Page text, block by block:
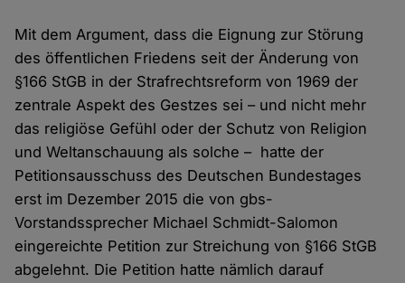
Mit dem Argument, dass die Eignung zur Störung
des öffentlichen Friedens seit der Änderung von
§166 StGB in der Strafrechtsreform von 1969 der
zentrale Aspekt des Gestzes sei – und nicht mehr
das religiöse Gefühl oder der Schutz von Religion
und Weltanschauung als solche – hatte der
Petitionsausschuss des Deutschen Bundestages
erst im Dezember 2015 die von gbs-
Vorstandssprecher Michael Schmidt-Salomon
eingereichte Petition zur Streichung von §166 StGB
abgelehnt. Die Petition hatte nämlich darauf